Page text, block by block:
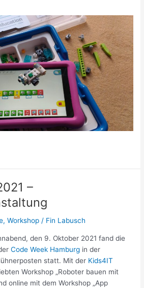
–
,Workshop / Fin Labusch
den 9. Oktober 2021 fand die
Code Week Hamburg in der
statt. Mit der Kids4IT
Workshop „Roboter bauen mit
online mit dem Workshop „App